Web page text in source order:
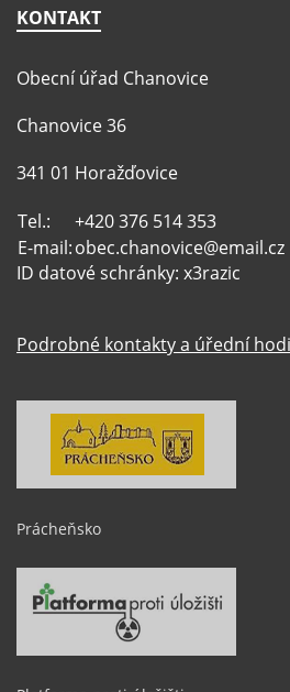
KONTAKT
Obecní úřad Chanovice
Chanovice 36
341 01 Horažďovice
Tel.:
+420 376 514 353
E-mail:obec.chanovice@email.cz
ID datové schránky: x3razic
Podrobné kontakty a úřední
Prácheňsko